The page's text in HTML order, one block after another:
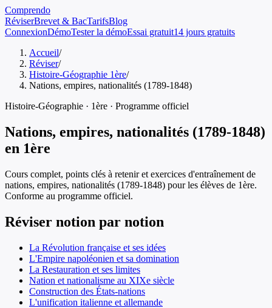
Comprendo
RéviserBrevet & BacTarifsBlog
ConnexionDémoTester la démoEssai gratuit14 jours gratuits
Accueil/
Réviser/
Histoire-Géographie 1ère/
Nations, empires, nationalités (1789-1848)
Histoire-Géographie · 1ère · Programme officiel
Nations, empires, nationalités (1789-1848)
en 1ère
Cours complet, points clés à retenir et exercices d'entraînement de
nations, empires, nationalités (1789-1848) pour les élèves de 1ère.
Conforme au programme officiel.
Réviser notion par notion
La Révolution française et ses idées
L'Empire napoléonien et sa domination
La Restauration et ses limites
Nation et nationalisme au XIXe siècle
Construction des États-nations
L'unification italienne et allemande